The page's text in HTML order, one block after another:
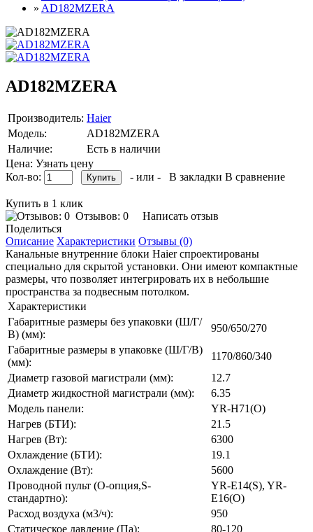
» AD182MZERA
AD182MZERA
Производитель: Haier
Модель:
AD182MZERA
Наличие:
Есть в наличии
Цена: Узнать цену
Кол-во:
- или - В закладки В сравнение
Купить в 1 клик
Отзывов: 0
Написать отзыв
Поделиться
Описание Характеристики Отзывы (0)
Канальные внутренние блоки Haier спроектированы
специально для скрытой установки. Они имеют компактные
размеры, что позволяет интегрировать их в небольшие
пространства за подвесным потолком.
Характеристики
Габаритные размеры без упаковки (Ш/Г/
В) (мм):
950/650/270
Габаритные размеры в упаковке (Ш/Г/В)
(мм):
1170/860/340
Диаметр газовой магистрали (мм):
12.7
Диаметр жидкостной магистрали (мм):
6.35
Модель панели:
YR-H71(O)
Нагрев (БТИ):
21.5
Нагрев (Вт):
6300
Охлаждение (БТИ):
19.1
Охлаждение (Вт):
5600
Проводной пульт (O-опция,S-
стандартно):
YR-E14(S), YR-
E16(O)
Расход воздуха (м3/ч):
950
Статическое давление (Па):
80-120